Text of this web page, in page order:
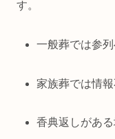
す。
一般葬では参
家族葬では情
香典返しがあ